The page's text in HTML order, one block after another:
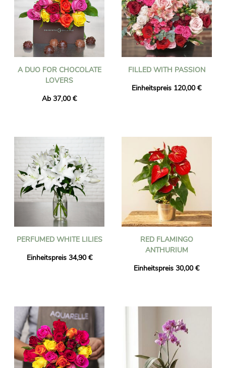
A DUO FOR CHOCOLATE
LOVERS
Ab 37,00 €
FILLED WITH PASSION
Einheitspreis 120,00 €
PERFUMED WHITE LILIES
Einheitspreis 34,90 €
RED FLAMINGO
ANTHURIUM
Einheitspreis 30,00 €